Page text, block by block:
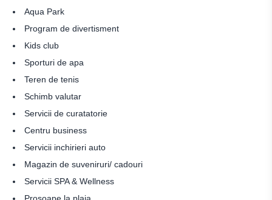
Aqua Park
Program de divertisment
Kids club
Sporturi de apa
Teren de tenis
Schimb valutar
Servicii de curatatorie
Centru business
Servicii inchirieri auto
Magazin de suveniruri/ cadouri
Servicii SPA & Wellness
Prosoape la plaja